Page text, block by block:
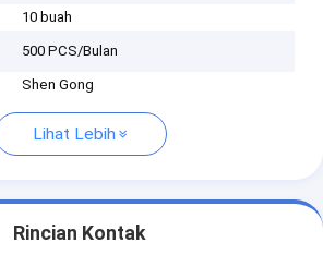
10 buah
500 PCS/Bulan
Shen Gong
Lihat Lebih
Rincian Kontak